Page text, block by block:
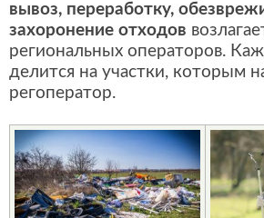
вывоз, переработку,
захоронение отходов
региональных операторов.
делится на участки, которым
регоператор.